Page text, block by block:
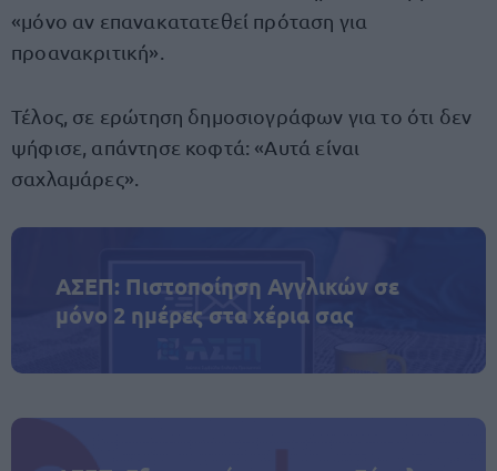
«μόνο αν επανακατατεθεί πρόταση για
προανακριτική».
Τέλος, σε ερώτηση δημοσιογράφων για το ότι δεν
ψήφισε, απάντησε κοφτά: «Αυτά είναι
σαχλαμάρες».
ΑΣΕΠ: Πιστοποίηση Αγγλικών σε
μόνο 2 ημέρες στα χέρια σας